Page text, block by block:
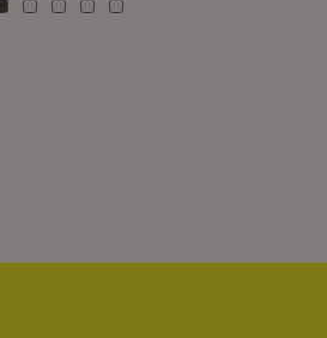
Zu Kachel: 0
Zu Kachel: 3
Zu Kachel: 6
Zu Kachel: 9
Zu Kachel: 12